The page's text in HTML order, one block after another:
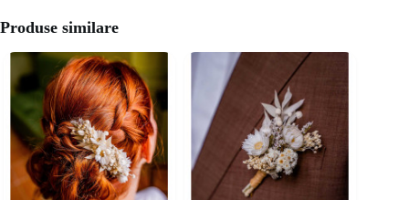
Produse similare